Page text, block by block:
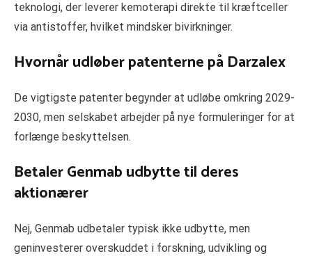
teknologi, der leverer kemoterapi direkte til kræftceller
via antistoffer, hvilket mindsker bivirkninger.
Hvornår udløber patenterne på Darzalex
De vigtigste patenter begynder at udløbe omkring 2029-
2030, men selskabet arbejder på nye formuleringer for at
forlænge beskyttelsen.
Betaler Genmab udbytte til deres
aktionærer
Nej, Genmab udbetaler typisk ikke udbytte, men
geninvesterer overskuddet i forskning, udvikling og